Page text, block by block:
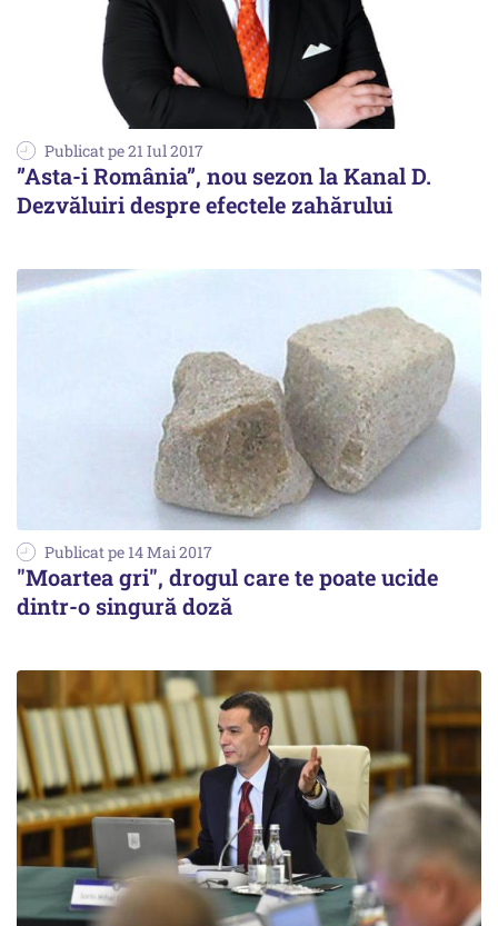
Publicat pe 21 Iul 2017
”Asta-i România”, nou sezon la Kanal D.
Dezvăluiri despre efectele zahărului
Publicat pe 14 Mai 2017
"Moartea gri", drogul care te poate ucide
dintr-o singură doză